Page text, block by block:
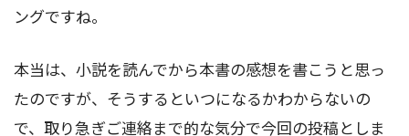
ングですね。
本当は、小説を読んでから本書の感想を書こうと思っ
たのですが、そうするといつになるかわからないの
で、取り急ぎご連絡まで的な気分で今回の投稿としま